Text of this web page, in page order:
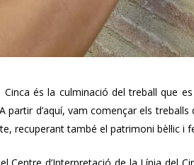
és la culminació del treball que
d’aquí, vam començar els
recuperant també el patrimoni bèl·lic i